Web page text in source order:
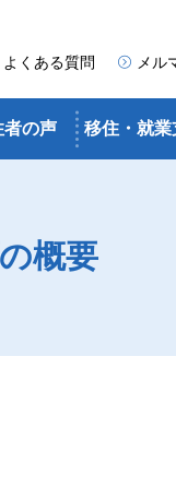
よくある質問 メル
者の声 移住・就
概要